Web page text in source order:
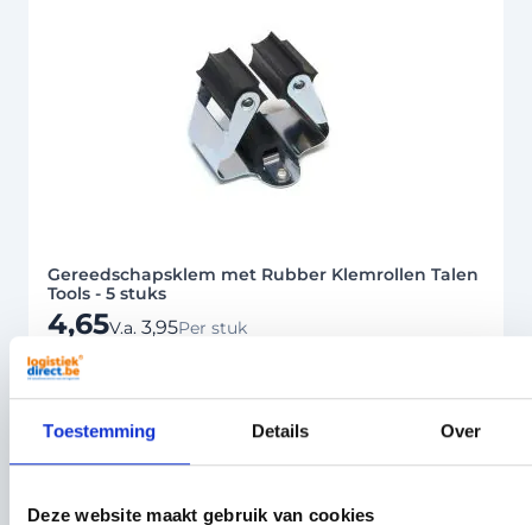
Toestemming Details Over
Deze website maakt gebruik van cookies
Gereedschapsklem met Rubber Klemrollen Talen
Tools - 5 stuks
4,65V.a. 3,95Per stuk